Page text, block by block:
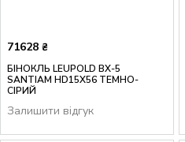
71628 ₴
БІНОКЛЬ LEUPOLD BX-5
SANTIAM HD15X56 ТЕМНО-
СІРИЙ
Залишити відгук